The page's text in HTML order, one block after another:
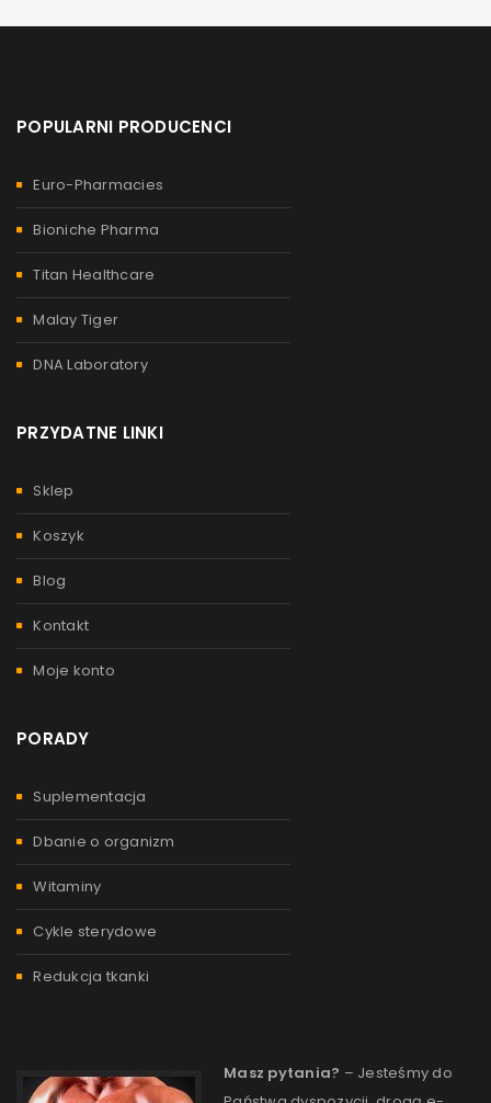
POPULARNI PRODUCENCI
Euro-Pharmacies
Bioniche Pharma
Titan Healthcare
Malay Tiger
DNA Laboratory
PRZYDATNE LINKI
Sklep
Koszyk
Blog
Kontakt
Moje konto
PORADY
Suplementacja
Dbanie o organizm
Witaminy
Cykle sterydowe
Redukcja tkanki
Masz pytania? – Jesteśmy do